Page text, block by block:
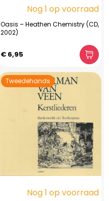
Nog 1 op voorraad
Oasis – Heathen Chemistry (CD,
2002)
€ 6,95
Tweedehands
Nog 1 op voorraad